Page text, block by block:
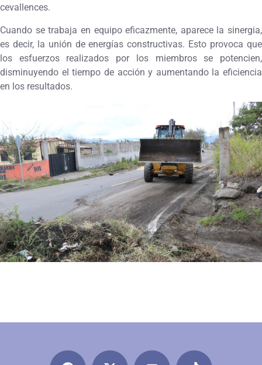
cevallences.
Cuando se trabaja en equipo eficazmente, aparece la sinergia,
es decir, la unión de energías constructivas. Esto provoca que
los esfuerzos realizados por los miembros se potencien,
disminuyendo el tiempo de acción y aumentando la eficiencia
en los resultados.